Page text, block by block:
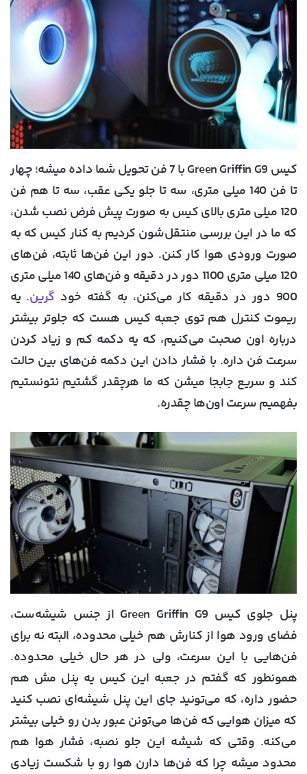
کیس Green Griffin G9 با 7 فن تحویل شما داده میشه؛ چهار
تا فن 140 میلی متری، سه تا جلو یکی عقب، سه تا هم فن
120 میلی متری بالای کیس به صورت پیش فرض نصب شدن،
که ما در این بررسی منتقل‌شون کردیم به کنار کیس که به
صورت ورودی هوا کار کنن. دور این فن‌ها ثابته، فن‌های
120 میلی متری 1100 دور در دقیقه و فن‌های 140 میلی متری
900 دور در دقیقه کار می‌کنن، به گفته خود
گرین. یه
ریموت کنترل هم توی جعبه کیس هست که جلوتر بیشتر
درباره اون صحبت می‌کنیم، که یه دکمه کم و زیاد کردن
سرعت فن داره. با فشار دادن این دکمه فن‌های بین حالت
کند و سریع جابجا میشن که ما هرچقدر گشتیم نتونستیم
بفهمیم سرعت اون‌ها چقدره.
پنل جلوی کیس Green Griffin G9 از جنس شیشه‌ست،
فضای ورود هوا از کنارش هم خیلی محدوده، البته نه برای
فن‌هایی با این سرعت، ولی در هر حال خیلی محدوده.
همونطور که گفتم در جعبه این کیس یه پنل مش هم
حضور داره، که می‌تونید جای این پنل شیشه‌ای نصب کنید
که میزان هوایی که فن‌ها می‌تونن عبور بدن رو خیلی بیشتر
می‌کنه. وقتی که شیشه این جلو نصبه، فشار هوا هم
محدود میشه چرا که فن‌ها دارن هوا رو با شکست زیادی